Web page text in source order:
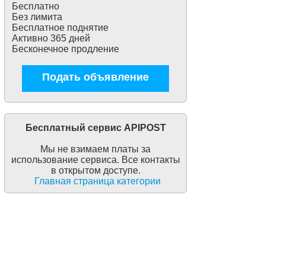
Бесплатно
Без лимита
Бесплатное поднятие
Активно 365 дней
Бесконечное продление
Подать объявление
Бесплатный сервис APIPOST
Мы не взимаем платы за
использование сервиса. Все контакты
в открытом доступе.
Главная страница категории